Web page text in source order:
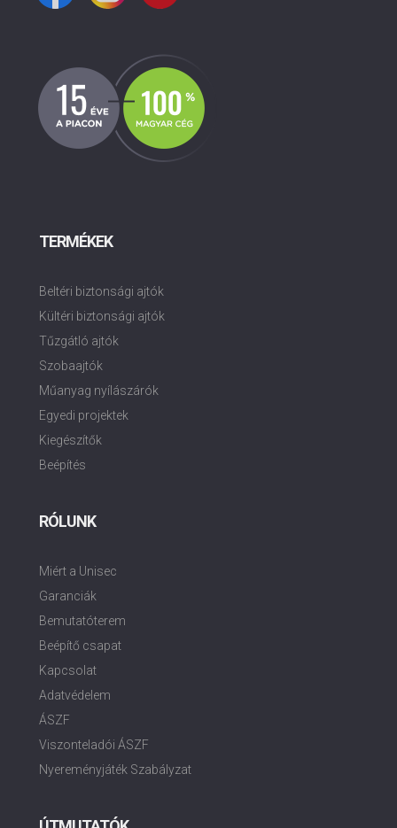
TERMÉKEK
Beltéri biztonsági ajtók
Kültéri biztonsági ajtók
Tűzgátló ajtók
Szobaajtók
Műanyag nyílászárók
Egyedi projektek
Kiegészítők
Beépítés
RÓLUNK
Miért a Unisec
Garanciák
Bemutatóterem
Beépítő csapat
Kapcsolat
Adatvédelem
ÁSZF
Viszonteladói ÁSZF
Nyereményjáték Szabályzat